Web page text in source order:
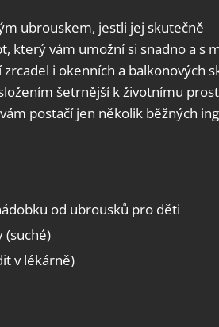
ubrouskem, jestli jej skutečně
který vám umožní si snadno a s
i okenních a balkonových
šetrnější k životnímu
postačí jen několik běžných
od ubrousků pro děti
(suché)
v lékárně)